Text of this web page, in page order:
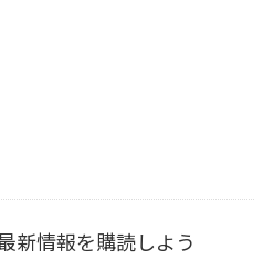
新情報を購読しよう